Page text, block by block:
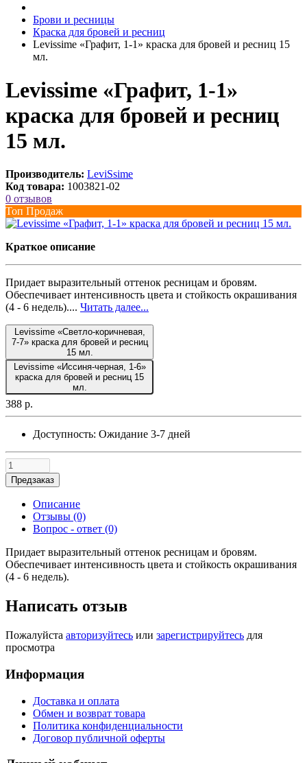
Брови и ресницы
Краска для бровей и ресниц
Levissime «Графит, 1-1» краска для бровей и ресниц 15
мл.
Levissime «Графит, 1-1»
краска для бровей и ресниц
15 мл.
Производитель: LeviSsime
Код товара: 1003821-02
0 отзывов
Топ Продаж
Краткое описание
Придает выразительный оттенок ресницам и бровям.
Обеспечивает интенсивность цвета и стойкость окрашивания
(4 - 6 недель).... Читать далее...
Levissime «Светло-коричневая,
7-7» краска для бровей и ресниц
15 мл.
Levissime «Иссиня-черная, 1-6»
краска для бровей и ресниц 15
мл.
388 р.
Доступность: Ожидание 3-7 дней
Предзаказ
Описание
Отзывы (0)
Вопрос - ответ (0)
Придает выразительный оттенок ресницам и бровям.
Обеспечивает интенсивность цвета и стойкость окрашивания
(4 - 6 недель).
Написать отзыв
Пожалуйста авторизуйтесь или зарегистрируйтесь для
просмотра
Информация
Доставка и оплата
Обмен и возврат товара
Политика конфиденциальности
Договор публичной оферты